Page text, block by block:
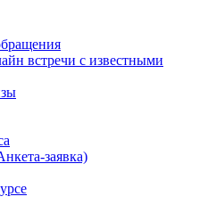
встречи с известными
заявка)